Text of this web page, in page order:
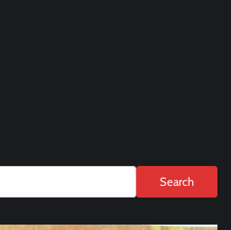
Search